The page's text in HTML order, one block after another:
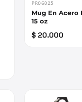
PRO6025
Mug En Acero
15 oz
$ 20.000